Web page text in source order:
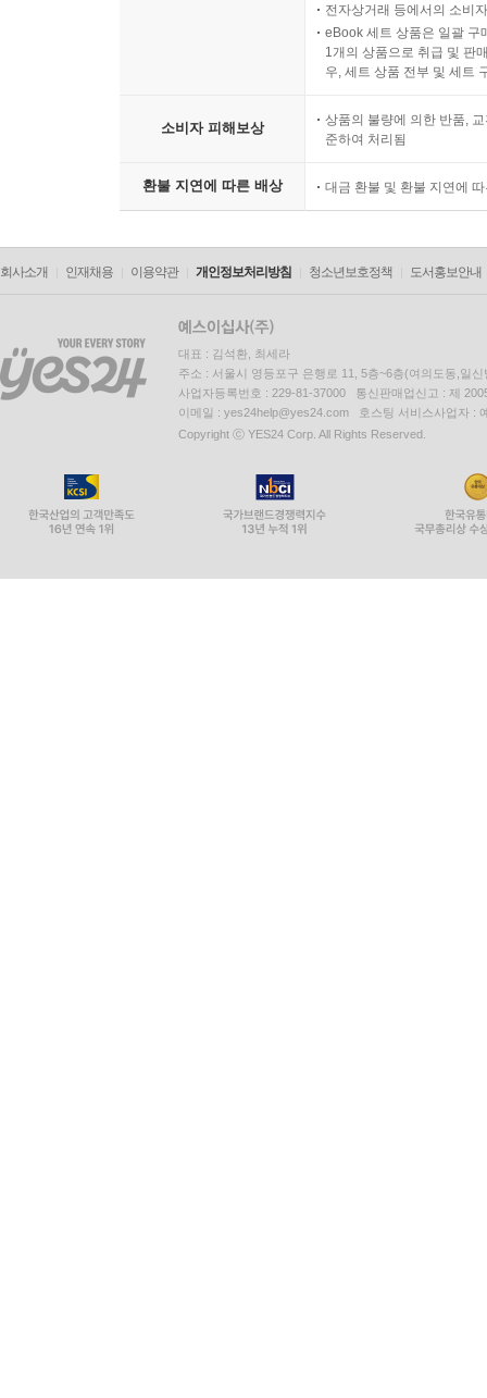
전자상거래 등에서의 소비
eBook 세트 상품은 일괄 구
1개의 상품으로 취급 및 판
우, 세트 상품 전부 및 세트
소비자 피해보상
상품의 불량에 의한 반품,
준하여 처리됨
환불 지연에 따른 배상 대금 환불 및 환불 지연에
회사소개 인재채용 이용약관 개인정보처리방침 청소년보호정책 도서홍보안내
대표 : 김석환, 최세라
주소 : 서울시 영등포구 은행로 11, 5층~6층(여의도동,일신
사업자등록번호 : 229-81-37000 통신판매업신고 : 제
이메일 : yes24help@yes24.com 호스팅 서비스사업자 :
Copyright ⓒ YES24 Corp. All Rights Reserved.